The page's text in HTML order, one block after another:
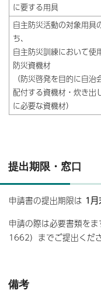
に要する用具
自主防災活動の対象用具
ち、
自主防災訓練において使
防災資機材
（防災啓発を目的に自治
配付する資機材・炊き出
に必要な資機材）
提出期限・窓口
申請書の提出期限は 1月
申請の際は必要書類を
1662）までご提出くださ
備考